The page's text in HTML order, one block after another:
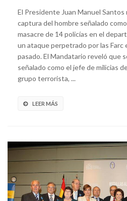
El Presidente Juan Manuel
captura del hombre señalado
masacre de 14 policías en el
un ataque perpetrado por las Farc
pasado. El Mandatario reveló que
señalado como el jefe de milicias
grupo terrorista, ...
LEER MÁS